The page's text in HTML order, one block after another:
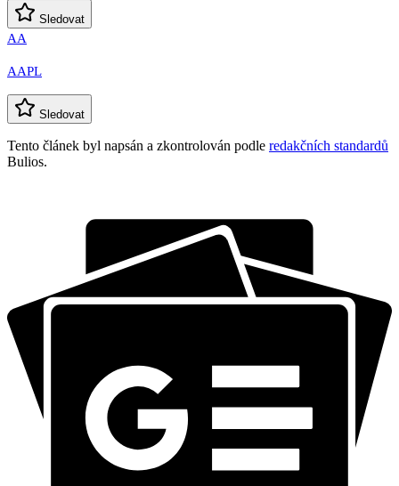
Sledovat
AA
AAPL
Sledovat
Tento článek byl napsán a zkontrolován podle redakčních standardů
Bulios.